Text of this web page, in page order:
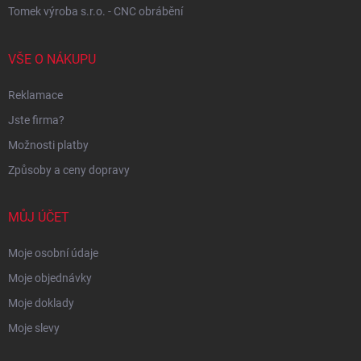
Tomek výroba s.r.o. - CNC obrábění
VŠE O NÁKUPU
Reklamace
Jste firma?
Možnosti platby
Způsoby a ceny dopravy
MŮJ ÚČET
Moje osobní údaje
Moje objednávky
Moje doklady
Moje slevy